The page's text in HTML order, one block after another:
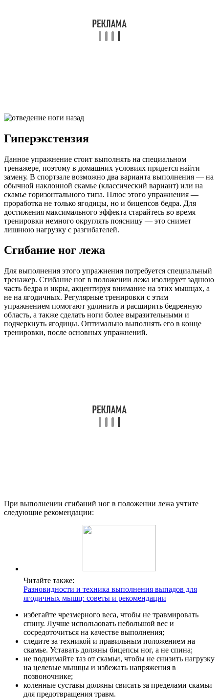
Гиперэкстензия
Данное упражнение стоит выполнять на специальном
тренажере, поэтому в домашних условиях придется найти
замену. В спортзале возможно два варианта выполнения — на
обычной наклонной скамье (классический вариант) или на
скамье горизонтального типа. Плюс этого упражнения —
проработка не только ягодицы, но и бицепсов бедра. Для
достижения максимального эффекта старайтесь во время
тренировки немного округлять поясницу — это снимет
лишнюю нагрузку с разгибателей.
Сгибание ног лежа
Для выполнения этого упражнения потребуется специальный
тренажер. Сгибание ног в положении лежа изолирует заднюю
часть бедра и икры, акцентируя внимание на этих мышцах, а
не на ягодичных. Регулярные тренировки с этим
упражнением помогают удлинить и расширить бедренную
область, а также сделать ноги более выразительными и
подчеркнуть ягодицы. Оптимально выполнять его в конце
тренировки, после основных упражнений.
При выполнении сгибаний ног в положении лежа учтите
следующие рекомендации:
Читайте также:
Разновидности и техника выполнения выпадов для
ягодичных мышц: советы и рекомендации
избегайте чрезмерного веса, чтобы не травмировать
спину. Лучше использовать небольшой вес и
сосредоточиться на качестве выполнения;
следите за техникой и правильным положением на
скамье. Уставать должны бицепсы ног, а не спина;
не поднимайте таз от скамьи, чтобы не снизить нагрузку
на целевые мышцы и избежать напряжения в
позвоночнике;
коленные суставы должны свисать за пределами скамьи
для предотвращения травм.